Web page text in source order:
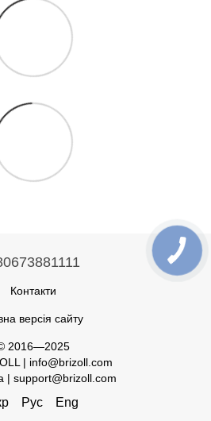
Контакти
версія сайту
2016—2025
| info@brizoll.com
| support@brizoll.com
Рус Eng